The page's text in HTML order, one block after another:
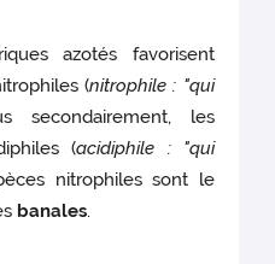
azotés favorisent
(nitrophile : "qui
secondairement, les
(acidiphile : "qui
nitrophiles sont le
banales.